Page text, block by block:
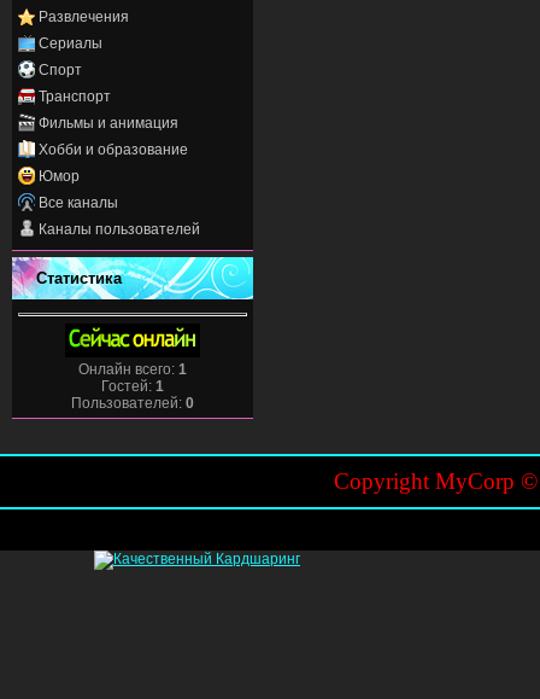
Развлечения
Сериалы
Спорт
Транспорт
Фильмы и анимация
Хобби и образование
Юмор
Все каналы
Каналы пользователей
Статистика
Онлайн всего: 1
Гостей: 1
Пользователей: 0
Copyright MyCorp